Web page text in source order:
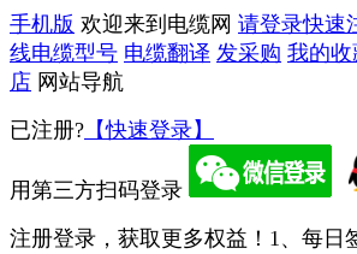
手机版 欢迎来到电缆网 请登录快速
线电缆型号 电缆翻译 发采购 我的收
店 网站导航
已注册? 【快速登录】
用第三方扫码登录
注册登录，获取更多权益！ 1、每日